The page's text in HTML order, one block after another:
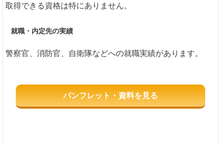
取得できる資格は特にありません。
就職・内定先の実績
警察官、消防官、自衛隊などへの就職実績があります。
パンフレット・資料を見る